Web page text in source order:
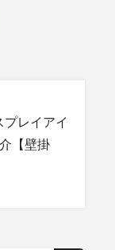
プレイアイ
【壁掛